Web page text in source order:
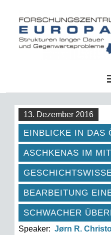
13. Dezember 2016
EINBLICKE IN DAS
ASCHKENAS IM
BEARBEITUNG
SCHWACHER
Speaker: Jørn R.